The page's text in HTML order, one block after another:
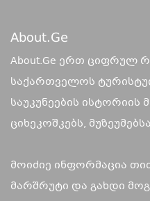
About.ge
About.Ge ერთ ციფრულ
საქართველოს
საუკუნეების ისტორიის
ციხეკოშკებს,
მოიძიე ინფორმაცია
მარშრუტი და გახდი